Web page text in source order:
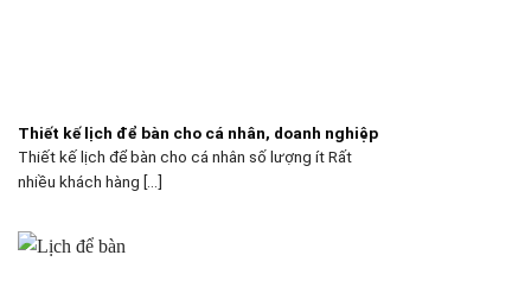
Thiết kế lịch để bàn cho cá nhân, doanh nghiệp
Thiết kế lịch để bàn cho cá nhân số lượng ít Rất
nhiều khách hàng [...]